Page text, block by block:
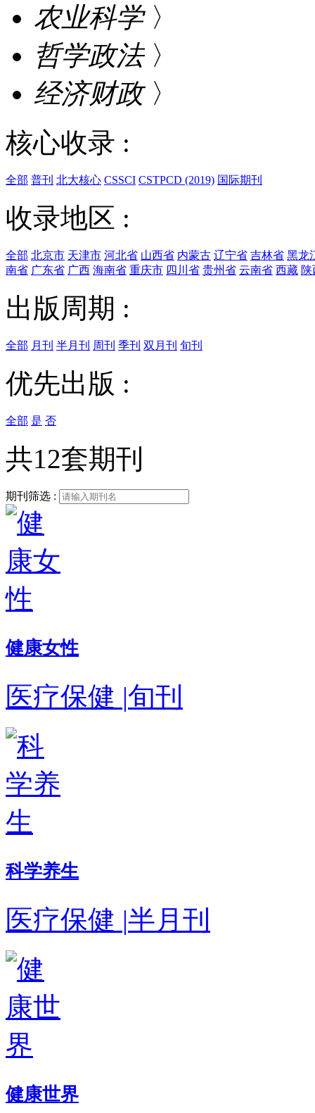
农业科学 〉
哲学政法 〉
经济财政 〉
核心收录 :
全部 普刊 北大核心 CSSCI CSTPCD (2019) 国际期刊
收录地区 :
全部 北京市 天津市 河北省 山西省 内蒙古 辽宁省 吉林省 黑龙
南省 广东省 广西 海南省 重庆市 四川省 贵州省 云南省 西藏
出版周期 :
全部 月刊 半月刊 周刊 季刊 双月刊 旬刊
优先出版 :
全部 是 否
共12套期刊
期刊筛选 :
健康女性
医疗保健 |旬刊
科学养生
医疗保健 |半月刊
健康世界